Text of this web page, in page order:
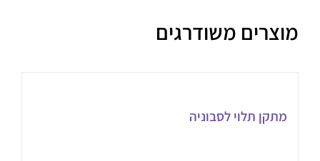
מוצרים משודרגים
מתקן תלוי לסבוניה